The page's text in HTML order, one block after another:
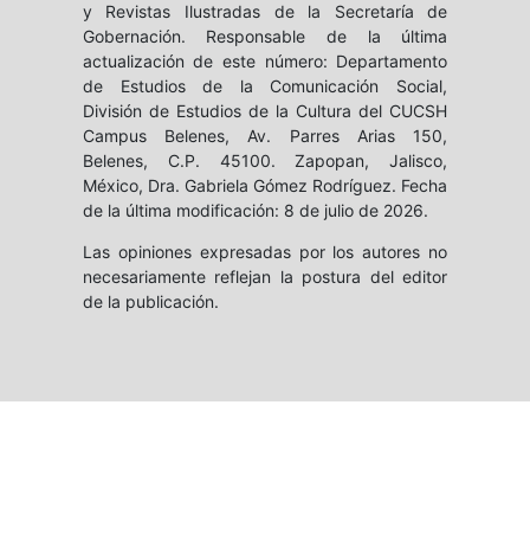
y Revistas Ilustradas de la Secretaría de
Gobernación. Responsable de la última
actualización de este número: Departamento
de Estudios de la Comunicación Social,
División de Estudios de la Cultura del CUCSH
Campus Belenes, Av. Parres Arias 150,
Belenes, C.P. 45100. Zapopan, Jalisco,
México, Dra. Gabriela Gómez Rodríguez. Fecha
de la última modificación: 8 de julio de 2026.
Las opiniones expresadas por los autores no
necesariamente reflejan la postura del editor
de la publicación.